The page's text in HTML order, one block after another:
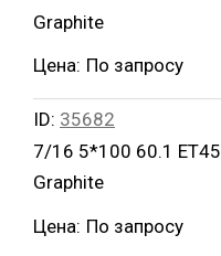
Graphite
Цена: По запросу
ID: 35682
7/16 5*100 60.1 ET45
Graphite
Цена: По запросу